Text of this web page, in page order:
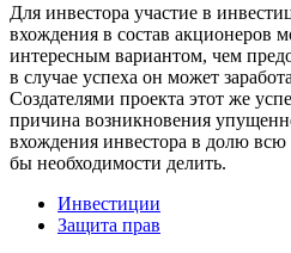
Для инвестора участие в
вхождения в состав акционеров
интересным вариантом, чем
в случае успеха он может
Создателями проекта этот же
причина возникновения
вхождения инвестора в долю
бы необходимости делить.
Инвестиции
Защита прав